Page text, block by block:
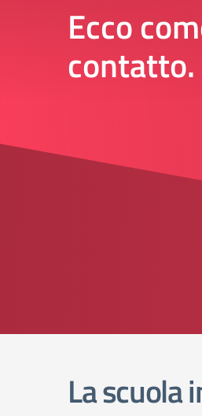
Ecco
contatto.
La scuola